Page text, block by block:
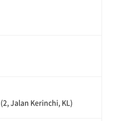
Jalan Kerinchi, KL)